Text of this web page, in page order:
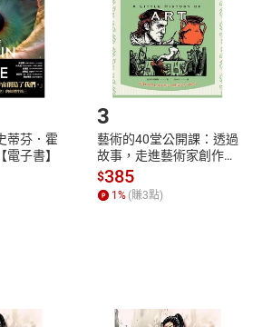
進行取消/退貨，恕無法以單支商品取
Step2.登入
蒂芬．霍
子書】
3
藝術的40堂公開課：透過
故事，走進藝術家創作現
場，看藝術如何誕生、如
何形塑人類生活【電子
書】
$385
1 % (賺3點)